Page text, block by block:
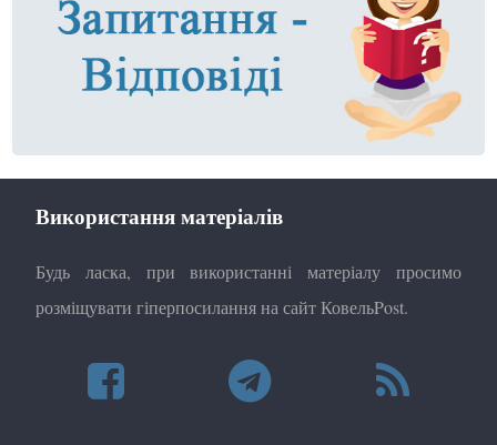
Використання матеріалів
Будь ласка, при використанні матеріалу просимо
розміщувати гіперпосилання на сайт КовельPost.